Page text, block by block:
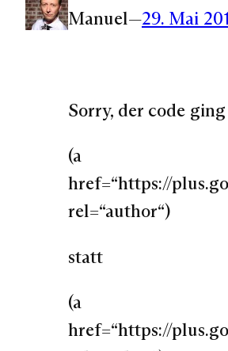
Manuel—29. Mai
Sorry, der code
(a
href=“https://
rel=“author“)
statt
(a
href=“https://